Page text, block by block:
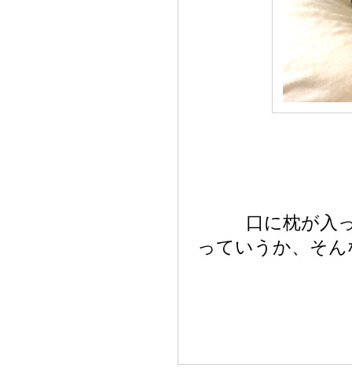
口に枕が入
っていうか、そ